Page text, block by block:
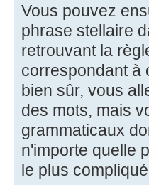
Vous pouvez
phrase stellaire
retrouvant la
correspondant à
bien sûr, vous
des mots, mais
grammaticaux
n'importe quelle
le plus